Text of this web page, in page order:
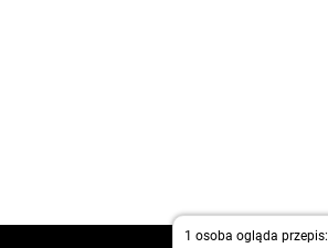
1 osoba ogląda przepis: